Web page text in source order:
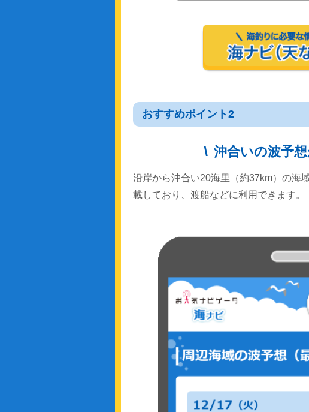
おすすめポイント2
沖合いの波予
沿岸から沖合い20海里（約37km）の海
載しており、渡船などに利用できます。